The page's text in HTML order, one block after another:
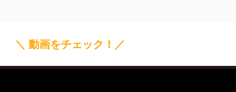
＼ 動画をチェック！／